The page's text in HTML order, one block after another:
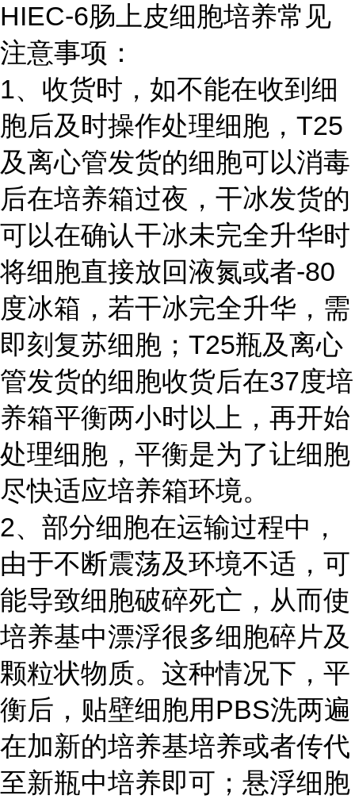
HIEC-6肠上皮细胞培养常见
注意事项：
1、收货时，如不能在收到细
胞后及时操作处理细胞，T25
及离心管发货的细胞可以消毒
后在培养箱过夜，干冰发货的
可以在确认干冰未完全升华时
将细胞直接放回液氮或者-80
度冰箱，若干冰完全升华，需
即刻复苏细胞；T25瓶及离心
管发货的细胞收货后在37度培
养箱平衡两小时以上，再开始
处理细胞，平衡是为了让细胞
尽快适应培养箱环境。
2、部分细胞在运输过程中，
由于不断震荡及环境不适，可
能导致细胞破碎死亡，从而使
培养基中漂浮很多细胞碎片及
颗粒状物质。这种情况下，平
衡后，贴壁细胞用PBS洗两遍
在加新的培养基培养或者传代
至新瓶中培养即可；悬浮细胞